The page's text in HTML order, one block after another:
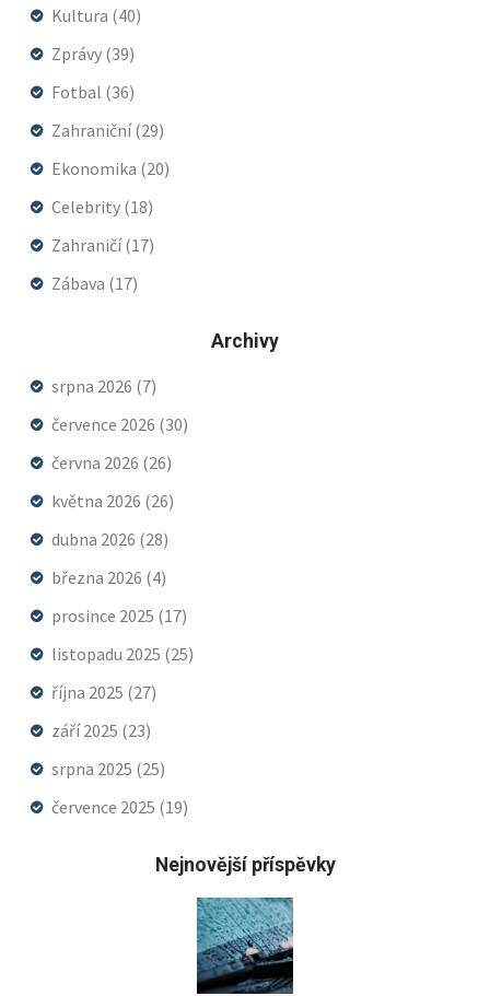
Kultura (40)
Zprávy (39)
Fotbal (36)
Zahraniční(29)
Ekonomika (20)
Celebrity (18)
Zahraničí(17)
Zábava (17)
Archivy
srpna 2026 (7)
července 2026 (30)
června 2026 (26)
května 2026 (26)
dubna 2026 (28)
března 2026 (4)
prosince 2025 (17)
listopadu 2025 (25)
října 2025 (27)
září 2025 (23)
srpna 2025 (25)
července 2025 (19)
Nejnovější příspěvky